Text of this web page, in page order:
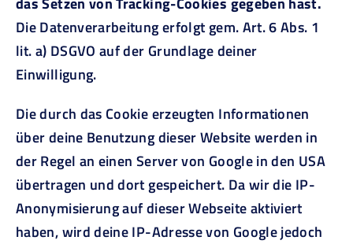
Die Datenverarbeitung erfolgt gem. Art. 6 Abs. 1
lit. a) DSGVO auf der Grundlage deiner
Einwilligung.
Die durch das Cookie erzeugten Informationen
über deine Benutzung dieser Website werden in
der Regel an einen Server von Google in den USA
übertragen und dort gespeichert. Da wir die IP-
Anonymisierung auf dieser Webseite aktiviert
haben, wird deine IP-Adresse von Google jedoch